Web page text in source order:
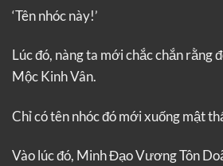
‘Tên nhóc này!’
Lúc đó, nàng ta mới chắc chắn rằng
Mộc Kinh Vân.
Chỉ có tên nhóc đó mới xuống mật
Vào lúc đó, Minh Đạo Vương Tôn